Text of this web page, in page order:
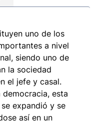
uno de los
a nivel
siendo uno de
la sociedad
el jefe y casal.
esta
expandió y se
así en un